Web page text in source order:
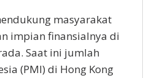
masyarakat
impian finansialnya di
Saat ini jumlah
(PMI) di Hong Kong